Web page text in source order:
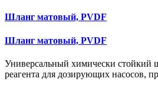
Шланг матовый, PVDF
Шланг матовый, PVDF
Универсальный химически стойкий
реагента для дозирующих насосов,